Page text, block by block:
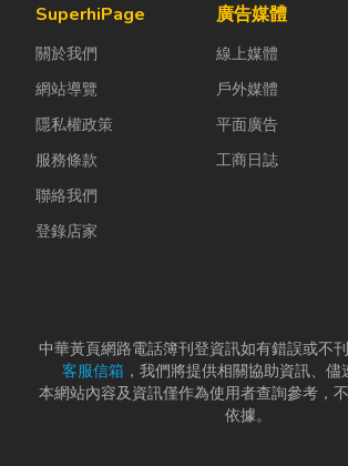
SuperhiPage
關於我們
網站導覽
隱私權政策
服務條款
聯絡我們
登錄店家
廣告媒體
線上媒體
戶外媒體
平面廣告
工商日誌
中華黃頁網路電話簿刊登資訊如有錯誤或不
客服信箱 ，我們將提供相關協助資訊、儘
本網站內容及資訊僅作為使用者查詢參考，
依據。